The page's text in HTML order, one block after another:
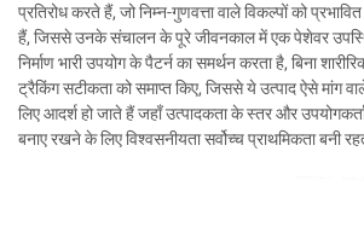
प्रतिरोध करते हैं, जो निम्न-गुणवत्ता वाले विकल्पों को
हैं, जिससे उनके संचालन के पूरे जीवनकाल में एक पेशेवर
निर्माण भारी उपयोग के पैटर्न का समर्थन करता है, बिना
ट्रैकिंग सटीकता को समाप्त किए, जिससे ये उत्पाद ऐसे मांग
लिए आदर्श हो जाते हैं जहाँ उत्पादकता के स्तर और
बनाए रखने के लिए विश्वसनीयता सर्वोच्च प्राथमिकता बनी